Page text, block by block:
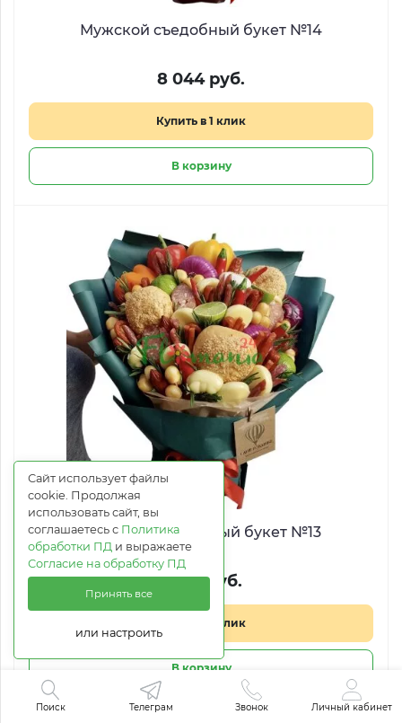
Мужской съедобный букет №14
8 044 руб.
Купить в 1 клик
В корзину
Мужской съедобный букет №13
9 190 руб.
Купить в 1 клик
В корзину
Поиск Телеграм Звонок Личный кабинет
Сайт использует файлы
cookie. Продолжая
использовать сайт, вы
соглашаетесь с Политика
обработки ПД и выражаете
Согласие на обработку ПД
Принять все
или настроить